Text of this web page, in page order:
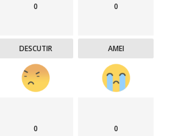
0
DESCUTIR
0
AMEI
0 0